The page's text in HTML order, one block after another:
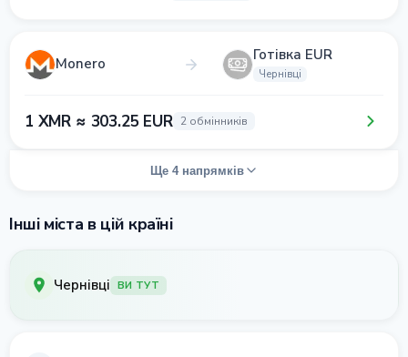
Monero Готівка EUR
Чернівці
1 XMR ≈ 303.25 EUR 2 обмінників
Ще 4 напрямків
Інші міста в цій країні
Чернівці ВИ ТУТ